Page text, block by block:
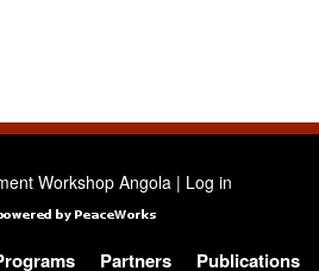
Workshop Angola | Log in
Partners
Publications